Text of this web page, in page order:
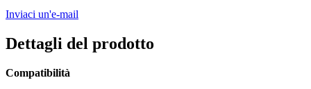
Inviaci un'e-mail
Dettagli del prodotto
Compatibilità